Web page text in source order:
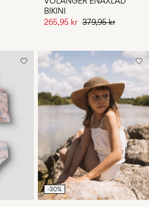
BIKINI
265,95 kr 379,95 kr
-30%